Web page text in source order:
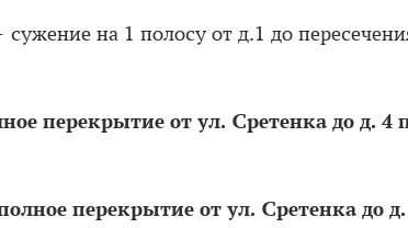
на 1 полосу от д.1 до
перекрытие от ул. Сретенка до д. 4
перекрытие от ул. Сретенка до д.